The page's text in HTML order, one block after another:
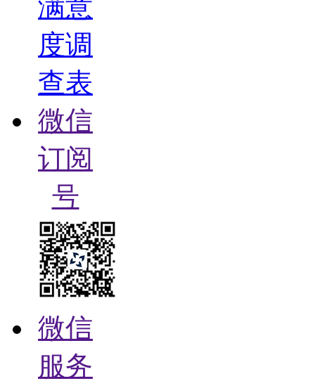
满意
度调
查表
微信
订阅
号
微信
服务